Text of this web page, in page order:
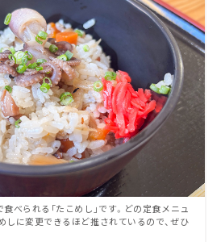
べられる「たこめし」です。どの定食メニュ
しに変更できるほど推されているので、ぜひ